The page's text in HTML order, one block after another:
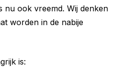
nu ook vreemd. Wij denken
worden in de nabije
is: